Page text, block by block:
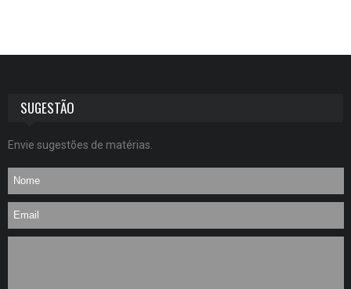
SUGESTÃO
Envie sugestões de matérias.